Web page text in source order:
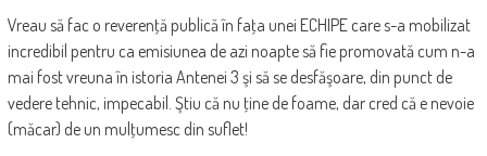
Vreau să fac o reverenţă publică în faţa unei ECHIPE care s-a mobilizat
incredibil pentru ca emisiunea de azi noapte să fie promovată cum n-a
mai fost vreuna în istoria Antenei 3 şi să se desfăşoare, din punct de
vedere tehnic, impecabil. Ştiu că nu ţine de foame, dar cred că e nevoie
(măcar) de un mulţumesc din suflet!